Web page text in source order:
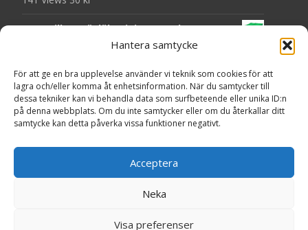
Hantera samtycke
För att ge en bra upplevelse använder vi teknik som cookies för att
lagra och/eller komma åt enhetsinformation. När du samtycker till
dessa tekniker kan vi behandla data som surfbeteende eller unika ID:n
på denna webbplats. Om du inte samtycker eller om du återkallar ditt
samtycke kan detta påverka vissa funktioner negativt.
Acceptera
Neka
Visa preferenser
OLW Dill & Gräslök Mini Storpack - 20 x 40 g
Pringles Hot Kickin' Sour Cream Chips - 160
g
138 Views50kr